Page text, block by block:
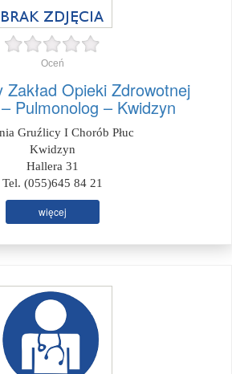
Oceń
Zakład Opieki Zdrowotnej
– Pulmonolog – Kwidzyn
Gruźlicy I Chorób Płuc
Kwidzyn
Hallera 31
Tel. (055)645 84 21
więcej